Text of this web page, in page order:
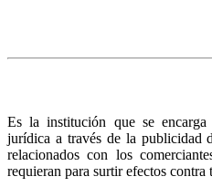
Es la institución que se
jurídica a través de la publicidad
relacionados con los
requieran para surtir efectos contra